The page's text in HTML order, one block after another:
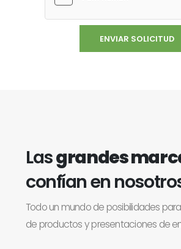
Lasgrandes
confían en
Todo un mundo de posibilidades
de productos y presentaciones de